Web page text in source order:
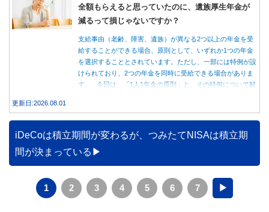
全額もらえると思っていたのに、遺族厚生年金が
減るって損じゃないですか？
支給事由（老齢、障害、遺族）が異なる2つ以上の年金を受
給することができる場合、原則として、いずれか1つの年金
を選択することとされています。ただし、一部には特例が設
けられており、2つの年金を同時に受給できる場合がありま
す。 今回は、「1人1年金の原則」と、その特例について解
更新日:2026.08.01
iDeCoは積立期間が変わるが、つみたてNISAは積立期
間が決まっている
1 2 3 4 5 6 7 ▶